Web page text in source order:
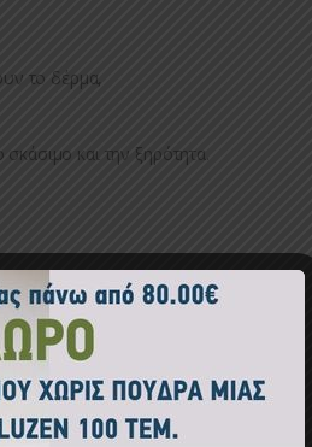
το δέρμα,
και την ξηρότητα.
ΑΠΟΣΜΗΤΙΚΑ